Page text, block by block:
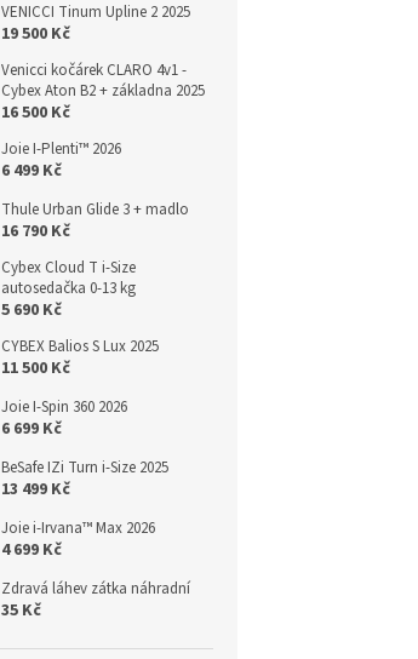
VENICCI Tinum Upline 2 2025
19 500 Kč
Venicci kočárek CLARO 4v1 -
Cybex Aton B2 + základna 2025
16 500 Kč
Joie I-Plenti™ 2026
6 499 Kč
Thule Urban Glide 3 + madlo
16 790 Kč
Cybex Cloud T i-Size
autosedačka 0-13 kg
5 690 Kč
CYBEX Balios S Lux 2025
11 500 Kč
Joie I-Spin 360 2026
6 699 Kč
BeSafe IZi Turn i-Size 2025
13 499 Kč
Joie i-Irvana™ Max 2026
4 699 Kč
Zdravá láhev zátka náhradní
35 Kč